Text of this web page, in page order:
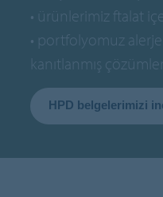
• ürünlerimiz ftalat
• portfolyomuz
kanıtlanmış
HPD belgelerimizi